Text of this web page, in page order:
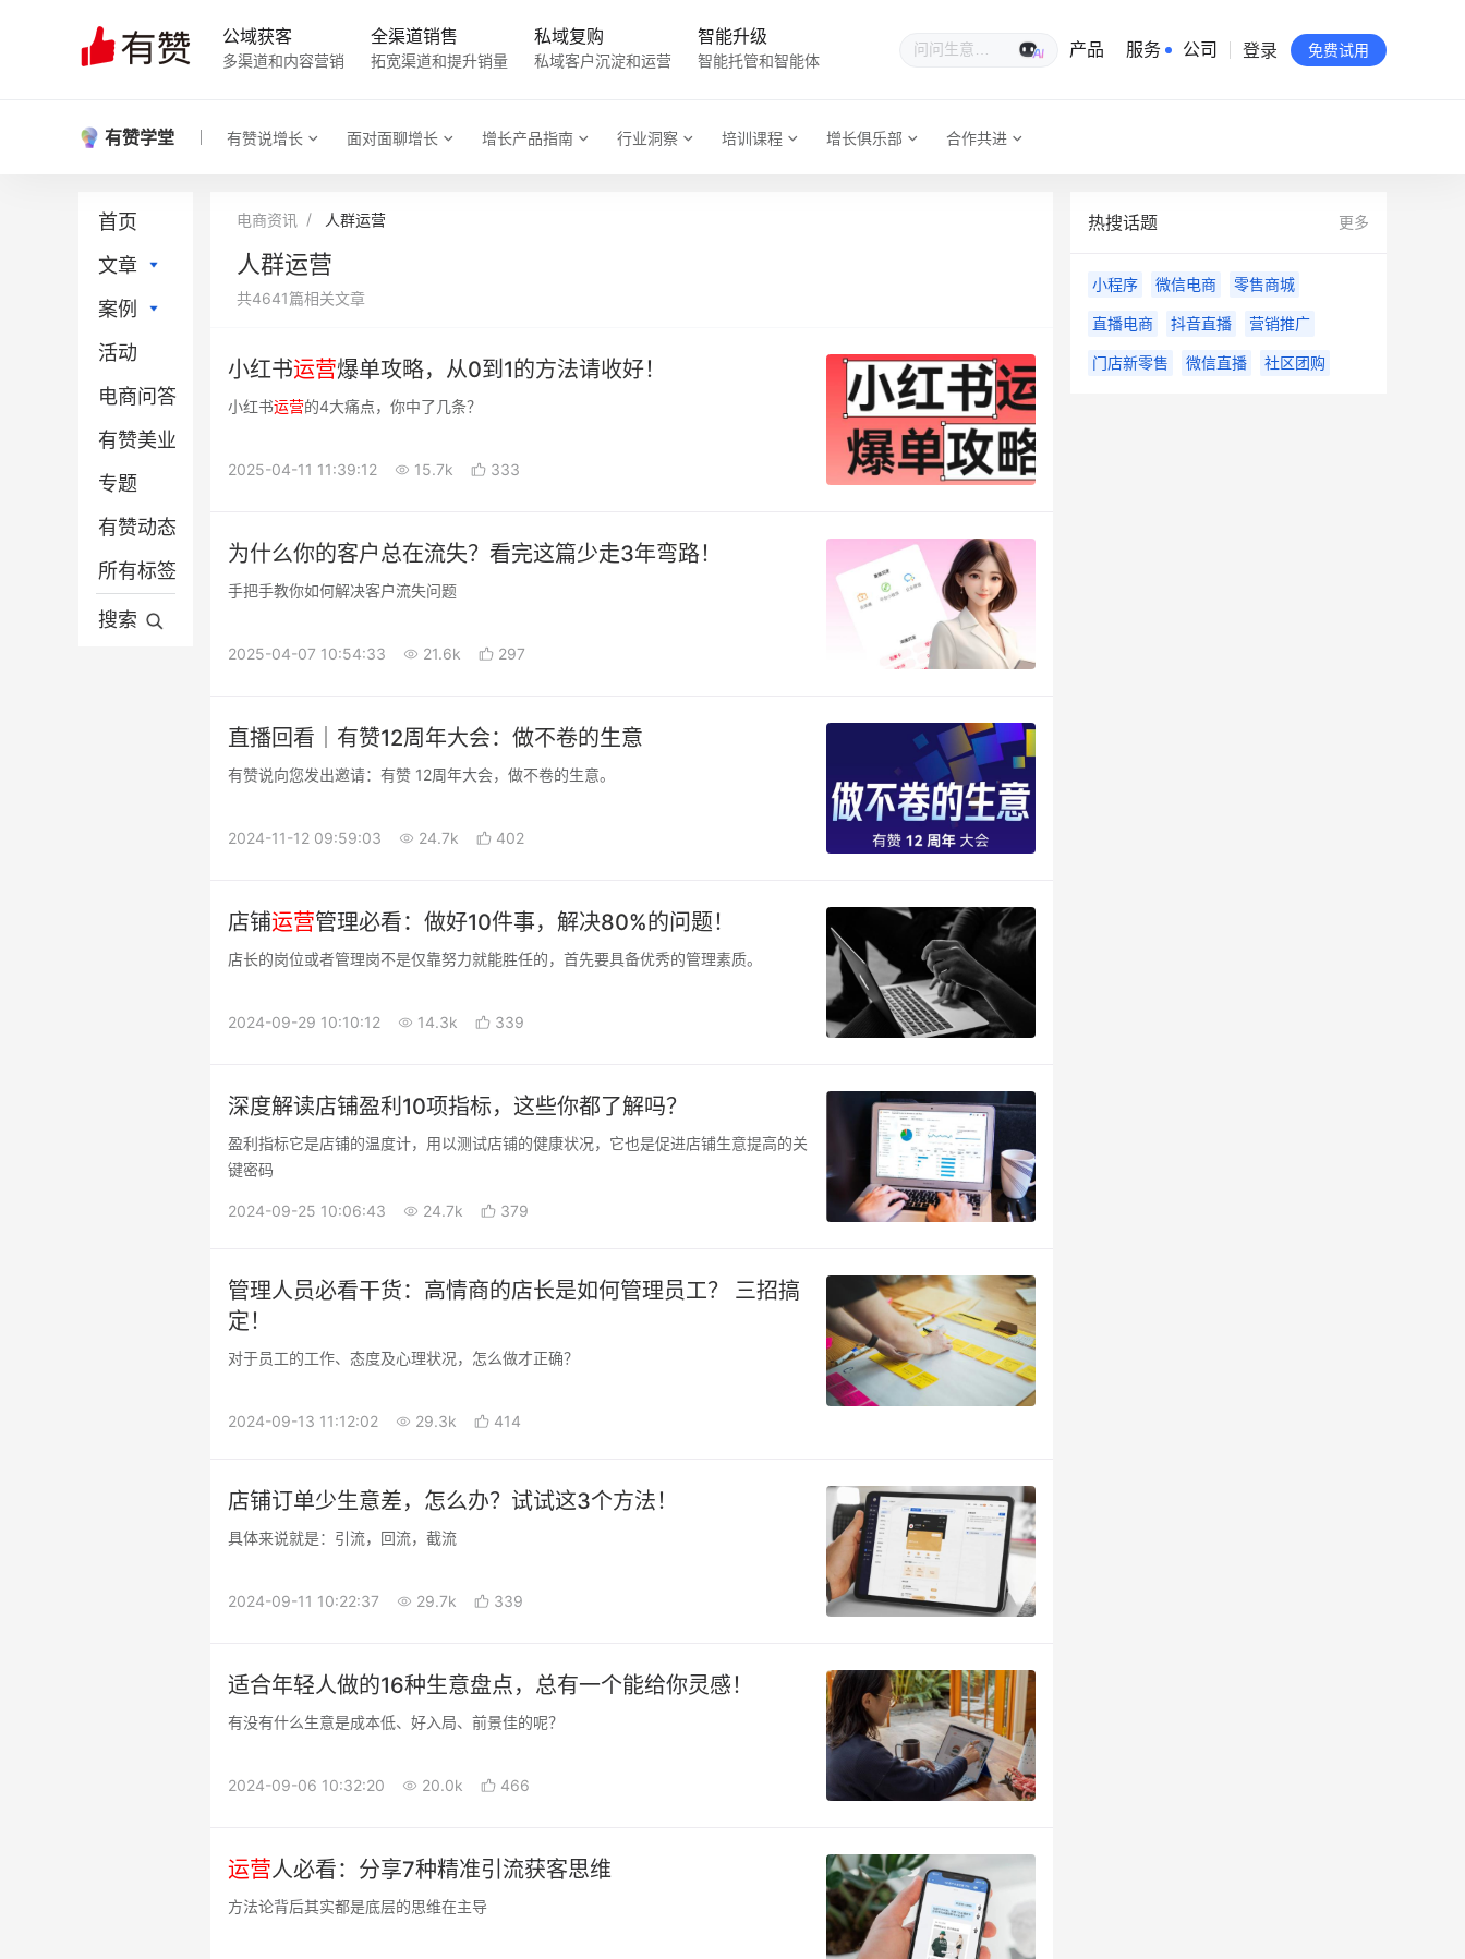
公域获客
多渠道和内容营销
全渠道销售
拓宽渠道和提升销量
私域复购
私域客户沉淀和运营
智能升级
智能托管和智能体
生意专家
产品 服务 公司
品牌物料下载
员工验证
有赞公益
登录 免费试用
有赞学堂 有赞说增长 面对面聊增长 增长产品指南 行业洞察 培训课程 增长俱乐部 合作共进
首页
文章
直播电商
社区团购
门店新零售
小程序
微信电商
营销推广
平台电商
分销供货
案例
直播电商
社区团购
门店新零售
小程序
微信电商
营销推广
平台电商
活动
电商问答
有赞美业
专题
有赞动态
所有标签
搜索
电商资讯 人群运营
人群运营
共4641篇相关文章
小红书运营爆单攻略，从0到1的方法请收好！
小红书运营的4大痛点，你中了几条？
2025-04-11 11:39:12 15.7k 333
为什么你的客户总在流失？看完这篇少走3年弯路！
手把手教你如何解决客户流失问题
2025-04-07 10:54:33 21.6k 297
直播回看｜有赞12周年大会：做不卷的生意
有赞说向您发出邀请：有赞 12周年大会，做不卷的生意。
2024-11-12 09:59:03 24.7k 402
店铺运营管理必看：做好10件事，解决80%的问题！
店长的岗位或者管理岗不是仅靠努力就能胜任的，首先要具备优秀的管理素质。
2024-09-29 10:10:12 14.3k 339
深度解读店铺盈利10项指标，这些你都了解吗？
盈利指标它是店铺的温度计，用以测试店铺的健康状况，它也是促进店铺生意提高的关
键密码
2024-09-25 10:06:43 24.7k 379
管理人员必看干货：高情商的店长是如何管理员工？ 三招搞
定！
对于员工的工作、态度及心理状况，怎么做才正确？
2024-09-13 11:12:02 29.3k 414
店铺订单少生意差，怎么办？试试这3个方法！
具体来说就是：引流，回流，截流
2024-09-11 10:22:37 29.7k 339
适合年轻人做的16种生意盘点，总有一个能给你灵感！
有没有什么生意是成本低、好入局、前景佳的呢？
2024-09-06 10:32:20 20.0k 466
运营人必看：分享7种精准引流获客思维
方法论背后其实都是底层的思维在主导
热搜话题 更多
小程序 微信电商 零售商城
直播电商 抖音直播 营销推广
门店新零售 微信直播 社区团购